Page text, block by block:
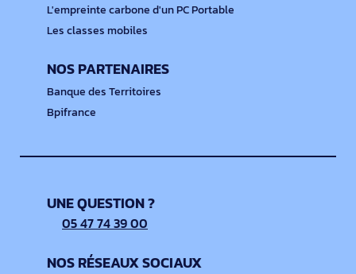
L'empreinte carbone d'un PC Portable
Les classes mobiles
NOS PARTENAIRES
Banque des Territoires
Bpifrance
UNE QUESTION ?
05 47 74 39 00
NOS RÉSEAUX SOCIAUX